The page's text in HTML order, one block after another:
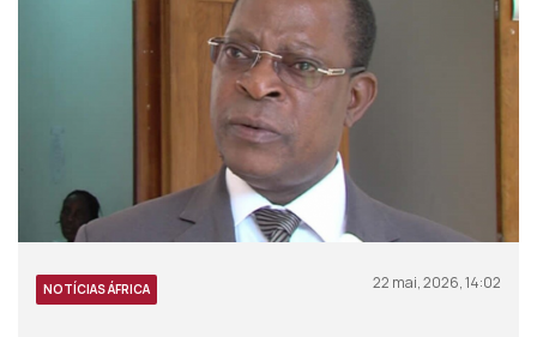
NOTÍCIAS ÁFRICA 22 mai, 2026, 14:02